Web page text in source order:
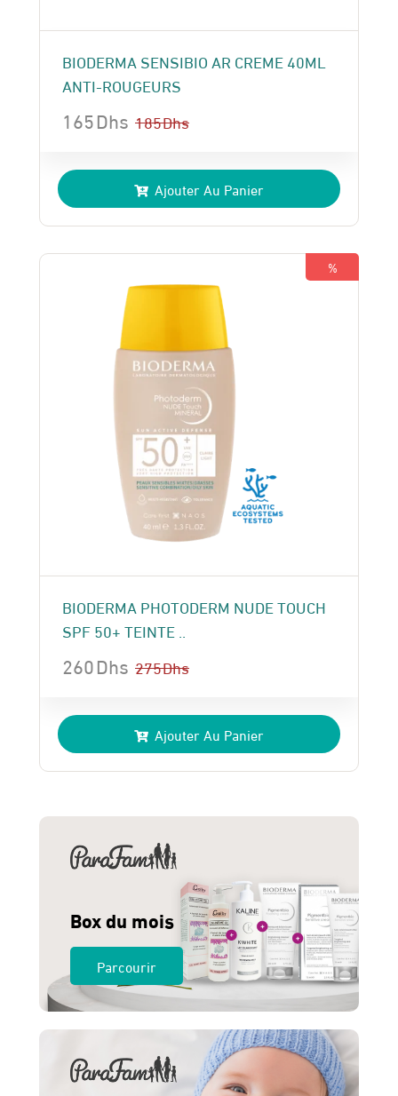
BIODERMA SENSIBIO AR CREME 40ML
ANTI-ROUGEURS
185Dhs
prix
initial
était :
185 Dhs.
165Dhs
prix
actuel
est :
165 Dhs.
Ajouter Au Panier
%
BIODERMA PHOTODERM NUDE TOUCH
SPF 50+ TEINTE ..
275Dhs
prix
initial
était :
260Dhs
prix
actuel
est :
Ajouter Au Panier
Box du mois
Parcourir